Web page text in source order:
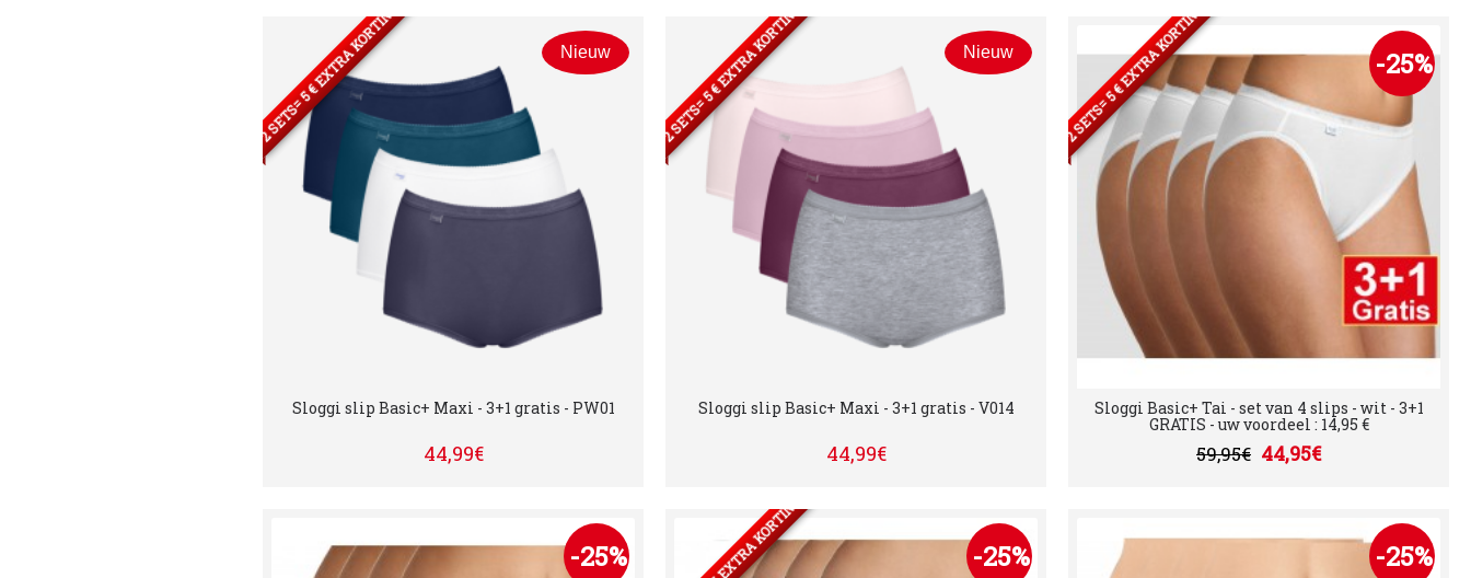
2 SETS= 5 € EXTRA KORTING Nieuw
Sloggi slip Basic+ Maxi - 3+1 gratis - PW01
44,99€
2 SETS= 5 € EXTRA KORTING Nieuw
Sloggi slip Basic+ Maxi - 3+1 gratis - V014
44,99€
2 SETS= 5 € EXTRA KORTING -25%
Sloggi Basic+ Tai - set van 4 slips - wit - 3+1
GRATIS - uw voordeel : 14,95 €
59,95€ 44,95€
-25% -25% -25%